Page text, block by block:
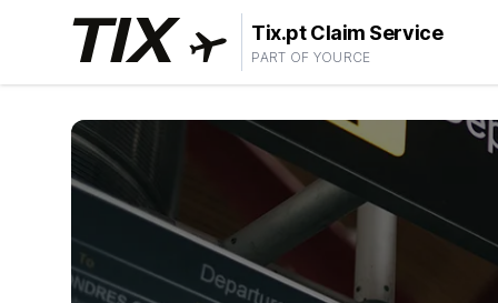
Tix.pt Claim Service
PART OF YOURCE